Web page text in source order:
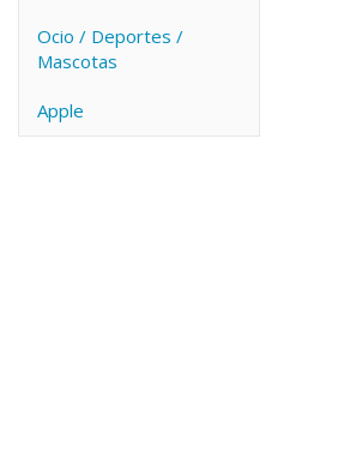
Ocio / Deportes /
Mascotas
Apple